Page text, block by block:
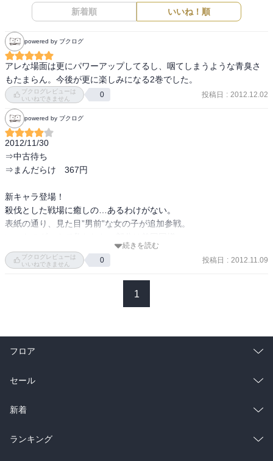
新着順 いいね！順
powered by ブクログ
アレな場面は更にパワーアップしてるし、咽てしまうような青臭さ
もたまらん。今後が更に楽しみになる2巻でした。
ブクログレビューは
いいねできません
0 投稿日 : 2012.12.02
powered by ブクログ
2012/11/30
⇒中古待ち
⇒まんだらけ　367円
新キャラ登場！
殺伐とした戦場に癒しの…あるわけがない。
表紙の通り、見た目”男前”な女の子が追加参戦。
といっても、本巻は次回の展開への準備でしか
ないのかもしれないが、、、
折込カラーの”トリガーに指がかかってないのにマズルフラッシュ”
挿絵も心なし少なかった印象。時間がなかったのかね。
続きを読む
ブクログレビューは
いいねできません
0 投稿日 : 2012.11.09
1
フロア
総合
ラノベ
雑誌・グラビア
セール
総合
ラノベ
新着
総合
ランキング